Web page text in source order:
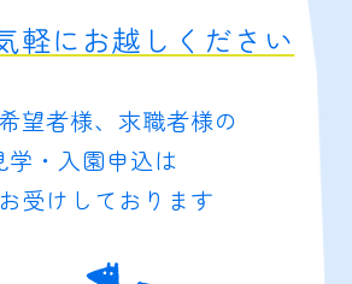
軽にお越しください
望者様、求職者様の
学・入園申込は
受けしております